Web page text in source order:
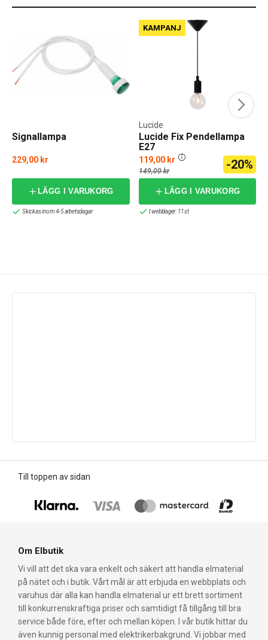
Signallampa
229,00 kr
LÄGG I VARUKORG
Skickas inom 4-5 arbetsdagar
KAMPANJ
Lucide Fix Pendellampa
E27
Lucide
119,00 kr
149,00 kr -20%
LÄGG I VARUKORG
I webblager: 11 st
Till toppen av sidan
Om Elbutik
Vi vill att det ska vara enkelt och säkert att handla elmaterial
på nätet och i butik. Vårt mål är att erbjuda en webbplats och
varuhus där alla kan handla elmaterial ur ett brett sortiment
till konkurrenskraftiga priser och samtidigt få tillgång till bra
service både före, efter och mellan köpen. I vår butik hittar du
även kunnig personal med elektrikerbakgrund. Vi jobbar med